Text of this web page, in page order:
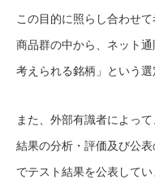
この目的に照らし合わせ
商品群の中から、ネット
考えられる銘柄」という選
また、外部有識者によっ
結果の分析・評価及び公
でテスト結果を公表してい